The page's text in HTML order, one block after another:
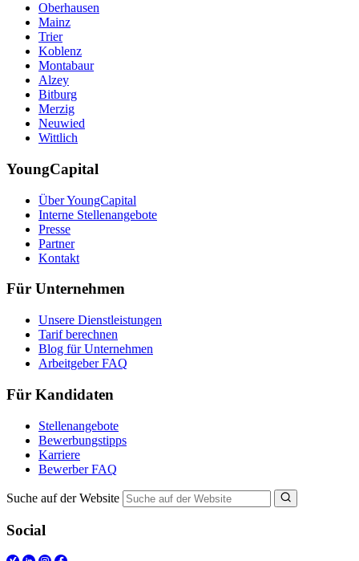
Oberhausen
Mainz
Trier
Koblenz
Montabaur
Alzey
Bitburg
Merzig
Neuwied
Wittlich
YoungCapital
Über YoungCapital
Interne Stellenangebote
Presse
Partner
Kontakt
Für Unternehmen
Unsere Dienstleistungen
Tarif berechnen
Blog für Unternehmen
Arbeitgeber FAQ
Für Kandidaten
Stellenangebote
Bewerbungstipps
Karriere
Bewerber FAQ
Suche auf der Website
Social